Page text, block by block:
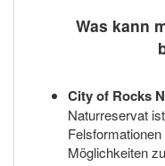
Was kann
City of Rocks
Naturreservat
Möglichkeiten